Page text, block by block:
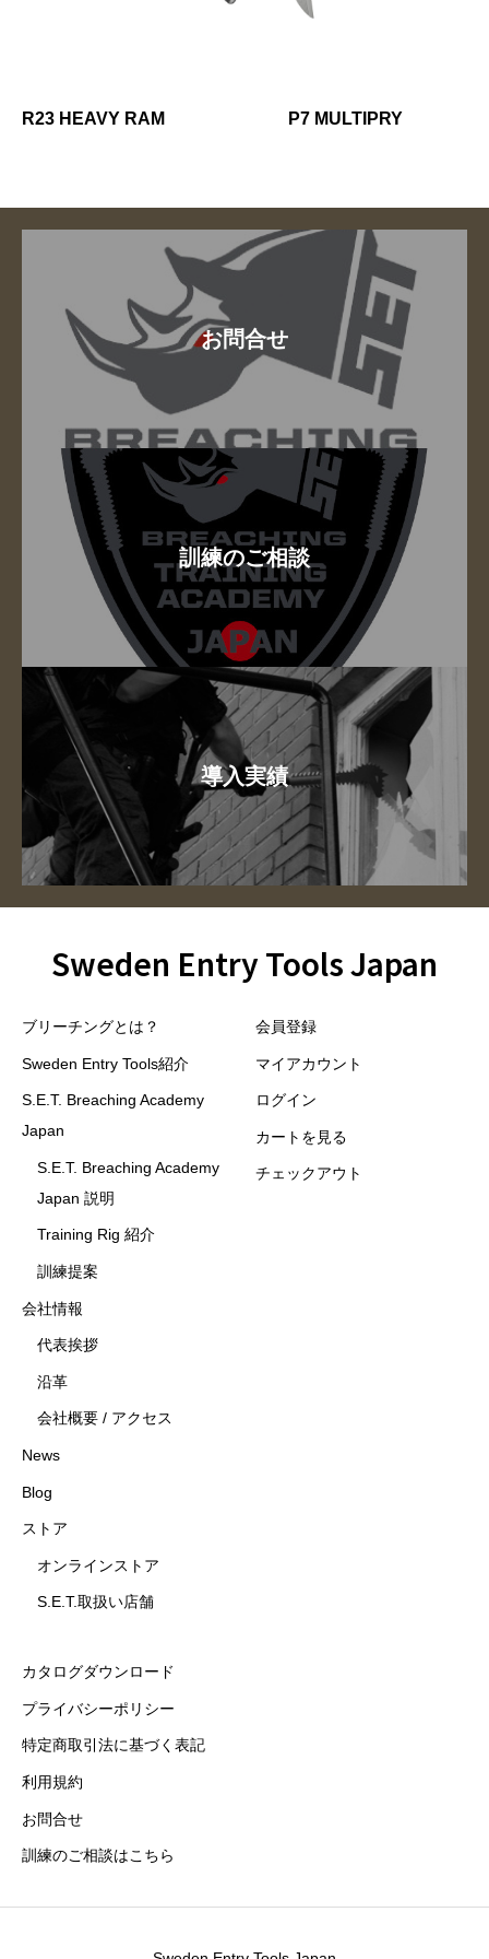
R23 HEAVY RAM P7 MULTIPRY
お問合せ
訓練のご相談
導入実績
Sweden Entry Tools Japan
ブリーチングとは？
Sweden Entry Tools紹介
S.E.T. Breaching Academy
Japan
S.E.T. Breaching Academy
Japan 説明
Training Rig 紹介
訓練提案
会社情報
代表挨拶
沿革
会社概要 / アクセス
News
Blog
ストア
オンラインストア
S.E.T.取扱い店舗
会員登録
マイアカウント
ログイン
カートを見る
チェックアウト
カタログダウンロード
プライバシーポリシー
特定商取引法に基づく表記
利用規約
お問合せ
訓練のご相談はこちら